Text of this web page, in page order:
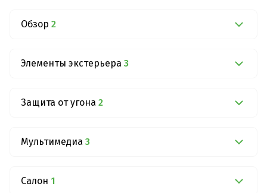
Обзор 2
Элементы экстерьера 3
Защита от угона 2
Мультимедиа 3
Салон 1